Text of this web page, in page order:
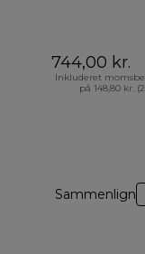
744,00 kr.
Inkluderet
på 148,80 kr.
Sammenlign